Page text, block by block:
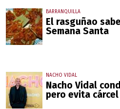
BARRANQUILLA
El rasguñao
Semana Santa
NACHO VIDAL
Nacho Vidal
pero evita cárcel